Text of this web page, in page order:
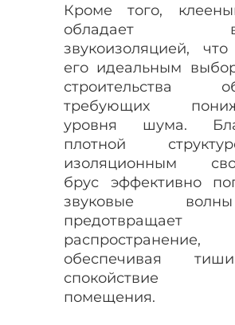
Кроме того,
обладает
звукоизоляцией,
его идеальным
строительства
требующих
уровня шума.
плотной
изоляционным
брус эффективно
звуковые
распространение,
обеспечивая
спокойствие
помещения.